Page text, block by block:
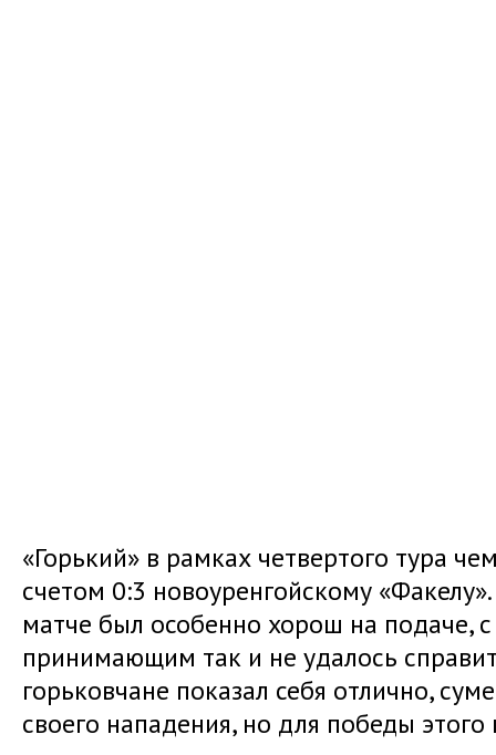
«Горький» в рамках четвертого тура
счетом 0:3 новоуренгойскому
матче был особенно хорош на подаче,
принимающим так и не удалось
горьковчане показал себя отлично,
своего нападения, но для победы этого